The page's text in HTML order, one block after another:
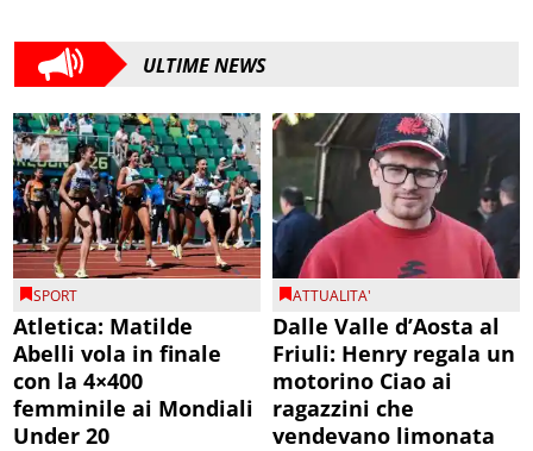
ULTIME NEWS
SPORT
Atletica: Matilde
Abelli vola in finale
con la 4×400
femminile ai Mondiali
Under 20
ATTUALITA'
Dalle Valle d’Aosta al
Friuli: Henry regala un
motorino Ciao ai
ragazzini che
vendevano limonata